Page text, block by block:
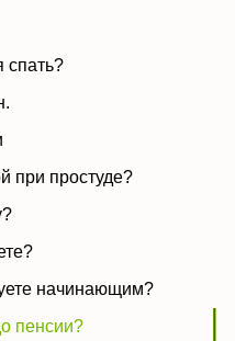
спать?
при простуде?
начинающим?
пенсии?